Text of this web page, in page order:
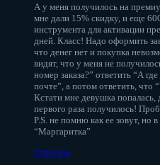
А у меня получилось на
мне дали 15% скидку, и еще
инструмента для активации
дней. Класс! Надо оформить
что денег нет и покупка
видят, что у меня не
номер заказа?” ответить “А
почте”, а потом ответить, что
Кстати мне девушка попалась,
первого раза получилось!
P.S. не помню как ее зовут, но
“Маргаритка”
Ответить